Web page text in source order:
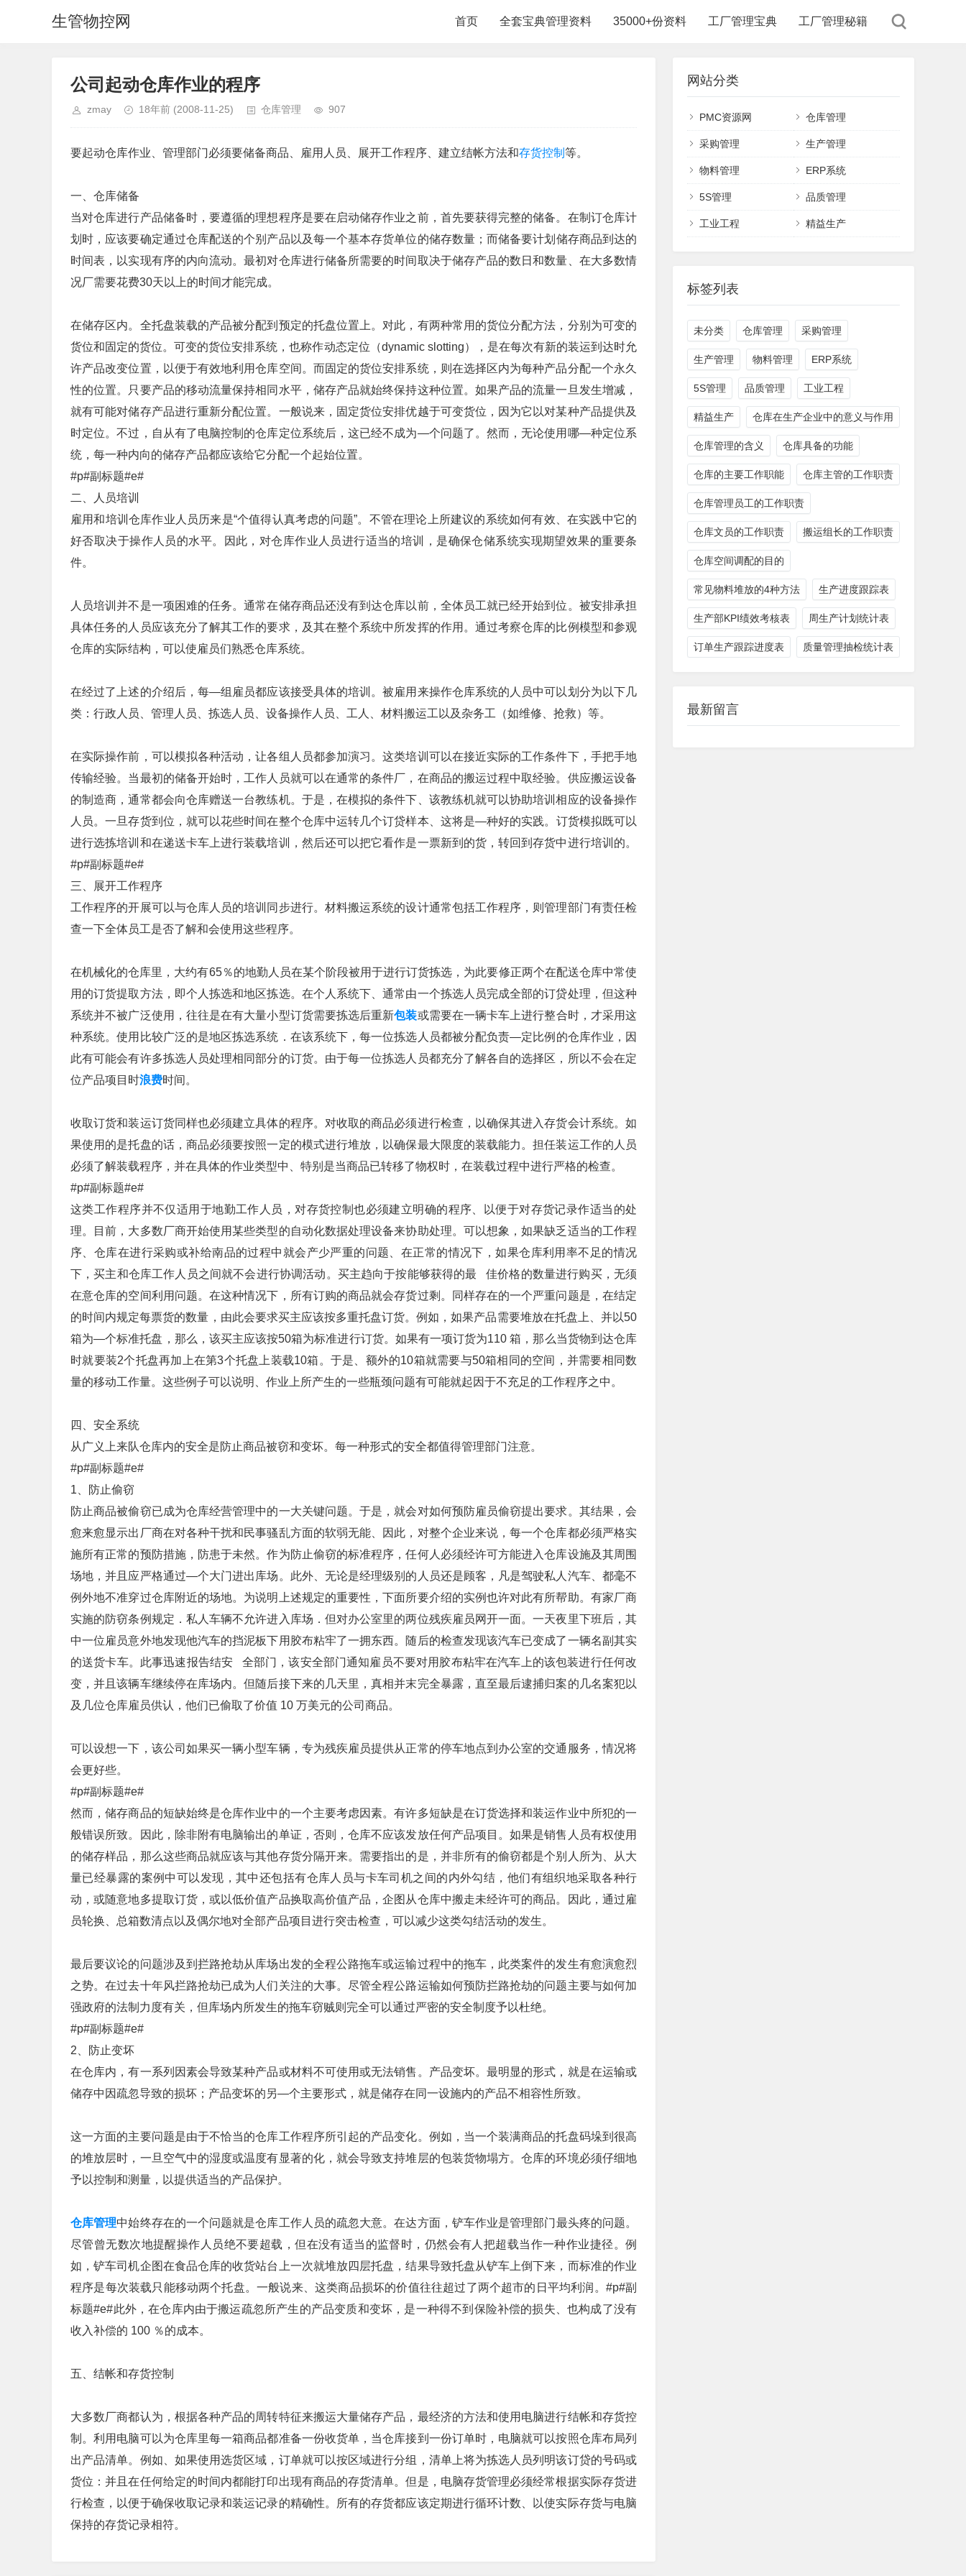
生管物控网 首页 全套宝典管理资料 35000+份资料 工厂管理宝典 工厂管理秘籍
公司起动仓库作业的程序
zmay 18年前 (2008-11-25) 仓库管理 907
要起动仓库作业、管理部门必须要储备商品、雇用人员、展开工作程序、建立结帐方法和存货控制 等。
一、仓库储备
当对仓库进行产品储备时，要遵循的理想程序是要在启动储存作业之前，首先要获得完整的储备。在制订仓库计
划时，应该要确定通过仓库配送的个别产品以及每一个基本存货单位的储存数量；而储备要计划储存商品到达的
时间表，以实现有序的内向流动。最初对仓库进行储备所需要的时间取决于储存产品的数日和数量、在大多数情
况厂需要花费30天以上的时间才能完成。
在储存区内。全托盘装载的产品被分配到预定的托盘位置上。对此，有两种常用的货位分配方法，分别为可变的
货位和固定的货位。可变的货位安排系统，也称作动态定位（dynamic slotting），是在每次有新的装运到达时允
许产品改变位置，以便于有效地利用仓库空间。而固定的货位安排系统，则在选择区内为每种产品分配一个永久
性的位置。只要产品的移动流量保持相同水平，储存产品就始终保持这种位置。如果产品的流量一旦发生增减，
就有可能对储存产品进行重新分配位置。一般说来，固定货位安排优越于可变货位，因为它以对某种产品提供及
时定位。不过，自从有了电脑控制的仓库定位系统后，这已经不成为—个问题了。然而，无论使用哪—种定位系
统，每一种内向的储存产品都应该给它分配一个起始位置。
#p#副标题#e#
二、人员培训
雇用和培训仓库作业人员历来是“个值得认真考虑的问题”。不管在理论上所建议的系统如何有效、在实践中它的
好否取决于操作人员的水平。因此，对仓库作业人员进行适当的培训，是确保仓储系统实现期望效果的重要条
件。
人员培训并不是一项困难的任务。通常在储存商品还没有到达仓库以前，全体员工就已经开始到位。被安排承担
具体任务的人员应该充分了解其工作的要求，及其在整个系统中所发挥的作用。通过考察仓库的比例模型和参观
仓库的实际结构，可以使雇员们熟悉仓库系统。
在经过了上述的介绍后，每—组雇员都应该接受具体的培训。被雇用来操作仓库系统的人员中可以划分为以下几
类：行政人员、管理人员、拣选人员、设备操作人员、工人、材料搬运工以及杂务工（如维修、抢救）等。
在实际操作前，可以模拟各种活动，让各组人员都参加演习。这类培训可以在接近实际的工作条件下，手把手地
传输经验。当最初的储备开始时，工作人员就可以在通常的条件厂，在商品的搬运过程中取经验。供应搬运设备
的制造商，通常都会向仓库赠送一台教练机。于是，在模拟的条件下、该教练机就可以协助培训相应的设备操作
人员。一旦存货到位，就可以花些时间在整个仓库中运转几个订贷样本、这将是—种好的实践。订货模拟既可以
进行选拣培训和在递送卡车上进行装载培训，然后还可以把它看作是一票新到的货，转回到存货中进行培训的。
#p#副标题#e#
三、展开工作程序
工作程序的开展可以与仓库人员的培训同步进行。材料搬运系统的设计通常包括工作程序，则管理部门有责任检
查一下全体员工是否了解和会使用这些程序。
在机械化的仓库里，大约有65％的地勤人员在某个阶段被用于进行订货拣选，为此要修正两个在配送仓库中常使
用的订货提取方法，即个人拣选和地区拣选。在个人系统下、通常由一个拣选人员完成全部的订贷处理，但这种
系统并不被广泛使用，往往是在有大量小型订货需要拣选后重新包装或需要在一辆卡车上进行整合时，才采用这
种系统。使用比较广泛的是地区拣选系统．在该系统下，每一位拣选人员都被分配负责—定比例的仓库作业，因
此有可能会有许多拣选人员处理相同部分的订货。由于每一位拣选人员都充分了解各自的选择区，所以不会在定
位产品项目时浪费时间。
收取订货和装运订货同样也必须建立具体的程序。对收取的商品必须进行检查，以确保其进入存货会计系统。如
果使用的是托盘的话，商品必须要按照一定的模式进行堆放，以确保最大限度的装载能力。担任装运工作的人员
必须了解装载程序，并在具体的作业类型中、特别是当商品已转移了物权时，在装载过程中进行严格的检查。
#p#副标题#e#
这类工作程序并不仅适用于地勤工作人员，对存货控制也必须建立明确的程序、以便于对存货记录作适当的处
理。目前，大多数厂商开始使用某些类型的自动化数据处理设备来协助处理。可以想象，如果缺乏适当的工作程
序、仓库在进行采购或补给南品的过程中就会产少严重的问题、在正常的情况下，如果仓库利用率不足的情况
下，买主和仓库工作人员之间就不会进行协调活动。买主趋向于按能够获得的最 佳价格的数量进行购买，无须
在意仓库的空间利用问题。在这种情况下，所有订购的商品就会存货过剩。同样存在的一个严重问题是，在结定
的时间内规定每票货的数量，由此会要求买主应该按多重托盘订货。例如，如果产品需要堆放在托盘上、并以50
箱为—个标准托盘，那么，该买主应该按50箱为标准进行订货。如果有一项订货为110 箱，那么当货物到达仓库
时就要装2个托盘再加上在第3个托盘上装载10箱。于是、额外的10箱就需要与50箱相同的空间，并需要相同数
量的移动工作量。这些例子可以说明、作业上所产生的一些瓶颈问题有可能就起因于不充足的工作程序之中。
四、安全系统
从广义上来队仓库内的安全是防止商品被窃和变坏。每一种形式的安全都值得管理部门注意。
#p#副标题#e#
1、防止偷窃
防止商品被偷窃已成为仓库经营管理中的一大关键问题。于是，就会对如何预防雇员偷窃提出要求。其结果，会
愈来愈显示出厂商在对各种干扰和民事骚乱方面的软弱无能、因此，对整个企业来说，每一个仓库都必须严格实
施所有正常的预防措施，防患于未然。作为防止偷窃的标准程序，任何人必须经许可方能进入仓库设施及其周围
场地，并且应严格通过—个大门进出库场。此外、无论是经理级别的人员还是顾客，凡是驾驶私人汽车、都毫不
例外地不准穿过仓库附近的场地。为说明上述规定的重要性，下面所要介绍的实例也许对此有所帮助。有家厂商
实施的防窃条例规定．私人车辆不允许进入库场．但对办公室里的两位残疾雇员网开一面。一天夜里下班后，其
中一位雇员意外地发现他汽车的挡泥板下用胶布粘牢了一拥东西。随后的检查发现该汽车已变成了一辆名副其实
的送货卡车。此事迅速报告结安 全部门，该安全部门通知雇员不要对用胶布粘牢在汽车上的该包装进行任何改
变，并且该辆车继续停在库场内。但随后接下来的几天里，真相并末完全暴露，直至最后逮捕归案的几名案犯以
及几位仓库雇员供认，他们已偷取了价值 10 万美元的公司商品。
可以设想一下，该公司如果买一辆小型车辆，专为残疾雇员提供从正常的停车地点到办公室的交通服务，情况将
会更好些。
#p#副标题#e#
然而，储存商品的短缺始终是仓库作业中的一个主要考虑因素。有许多短缺是在订货选择和装运作业中所犯的一
般错误所致。因此，除非附有电脑输出的单证，否则，仓库不应该发放任何产品项目。如果是销售人员有权使用
的储存样品，那么这些商品就应该与其他存货分隔开来。需要指出的是，并非所有的偷窃都是个别人所为、从大
量已经暴露的案例中可以发现，其中还包括有仓库人员与卡车司机之间的内外勾结，他们有组织地采取各种行
动，或随意地多提取订货，或以低价值产品换取高价值产品，企图从仓库中搬走未经许可的商品。因此，通过雇
员轮换、总箱数清点以及偶尔地对全部产品项目进行突击检查，可以减少这类勾结活动的发生。
最后要议论的问题涉及到拦路抢劫从库场出发的全程公路拖车或运输过程中的拖车，此类案件的发生有愈演愈烈
之势。在过去十年风拦路抢劫已成为人们关注的大事。尽管全程公路运输如何预防拦路抢劫的问题主要与如何加
强政府的法制力度有关，但库场内所发生的拖车窃贼则完全可以通过严密的安全制度予以杜绝。
#p#副标题#e#
2、防止变坏
在仓库内，有一系列因素会导致某种产品或材料不可使用或无法销售。产品变坏。最明显的形式，就是在运输或
储存中因疏忽导致的损坏；产品变坏的另—个主要形式，就是储存在同一设施内的产品不相容性所致。
这一方面的主要问题是由于不恰当的仓库工作程序所引起的产品变化。例如，当一个装满商品的托盘码垛到很高
的堆放层时，一旦空气中的湿度或温度有显著的化，就会导致支持堆层的包装货物塌方。仓库的环境必须仔细地
予以控制和测量，以提供适当的产品保护。
仓库管理中始终存在的一个问题就是仓库工作人员的疏忽大意。在达方面，铲车作业是管理部门最头疼的问题。
尽管曾无数次地提醒操作人员绝不要超载，但在没有适当的监督时，仍然会有人把超载当作一种作业捷径。例
如，铲车司机企图在食品仓库的收货站台上一次就堆放四层托盘，结果导致托盘从铲车上倒下来，而标准的作业
程序是每次装载只能移动两个托盘。一般说来、这类商品损坏的价值往往超过了两个超市的日平均利润。#p#副
标题#e#此外，在仓库内由于搬运疏忽所产生的产品变质和变坏，是一种得不到保险补偿的损失、也构成了没有
收入补偿的 100 ％的成本。
五、结帐和存货控制
大多数厂商都认为，根据各种产品的周转特征来搬运大量储存产品，最经济的方法和使用电脑进行结帐和存货控
制。利用电脑可以为仓库里每一箱商品都准备一份收货单，当仓库接到一份订单时，电脑就可以按照仓库布局列
出产品清单。例如、如果使用选货区域，订单就可以按区域进行分组，清单上将为拣选人员列明该订贷的号码或
货位：并且在任何给定的时间内都能打印出现有商品的存货清单。但是，电脑存货管理必须经常根据实际存货进
行检查，以便于确保收取记录和装运记录的精确性。所有的存货都应该定期进行循环计数、以使实际存货与电脑
保持的存货记录相符。
网站分类
PMC资源网 仓库管理
采购管理 生产管理
物料管理 ERP系统
5S管理 品质管理
工业工程 精益生产
标签列表
未分类 仓库管理 采购管理
生产管理 物料管理 ERP系统
5S管理 品质管理 工业工程
精益生产 仓库在生产企业中的意义与作用
仓库管理的含义 仓库具备的功能
仓库的主要工作职能 仓库主管的工作职责
仓库管理员工的工作职责
仓库文员的工作职责 搬运组长的工作职责
仓库空间调配的目的
常见物料堆放的4种方法 生产进度跟踪表
生产部KPI绩效考核表 周生产计划统计表
订单生产跟踪进度表 质量管理抽检统计表
最新留言